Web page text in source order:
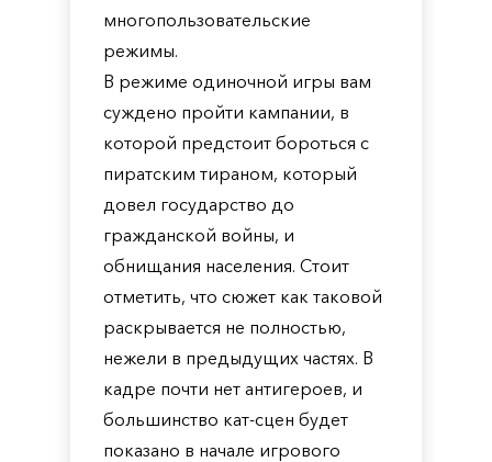
многопользовательские
режимы.
В режиме одиночной игры вам
суждено пройти кампании, в
которой предстоит бороться с
пиратским тираном, который
довел государство до
гражданской войны, и
обнищания населения. Стоит
отметить, что сюжет как таковой
раскрывается не полностью,
нежели в предыдущих частях. В
кадре почти нет антигероев, и
большинство кат-сцен будет
показано в начале игрового